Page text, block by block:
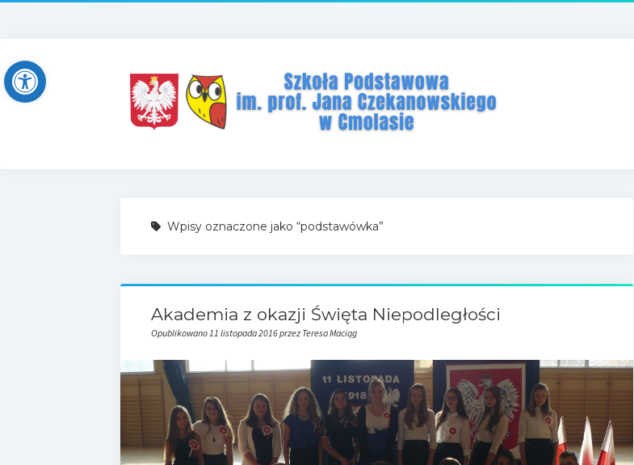
Open toolbar
Wpisy oznaczone jako “podstawówka”
Akademia z okazji Święta Niepodległości
Opublikowano 11 listopada 2016 przez Teresa Maciąg